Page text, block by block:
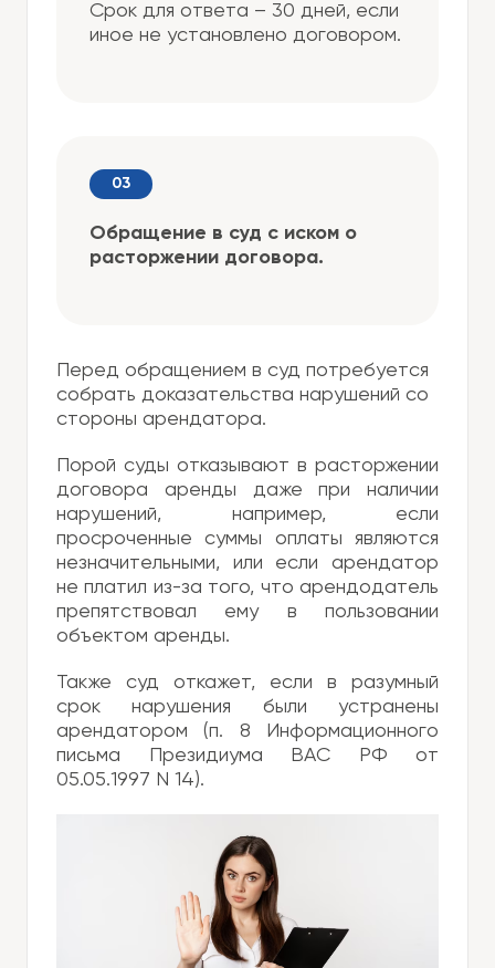
Срок для ответа – 30 дней, если
иное не установлено договором.
Обращение в суд с иском о
расторжении договора.
Перед обращением в суд потребуется
собрать доказательства нарушений со
стороны арендатора.
Порой суды отказывают в расторжении
договора аренды даже при наличии
нарушений, например, если
просроченные суммы оплаты являются
незначительными, или если арендатор
не платил из-за того, что арендодатель
препятствовал ему в пользовании
объектом аренды.
Также суд откажет, если в разумный
срок нарушения были устранены
арендатором (п. 8 Информационного
письма Президиума ВАС РФ от
05.05.1997 N 14).